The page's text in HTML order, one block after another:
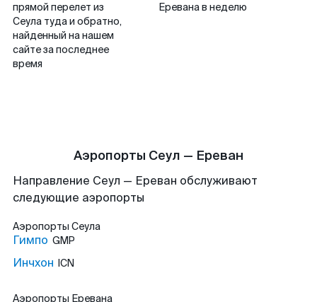
прямой перелет из
Сеула туда и обратно,
найденный на нашем
сайте за последнее
время
Еревана в неделю
Аэропорты Сеул — Ереван
Направление Сеул — Ереван обслуживают
следующие аэропорты
Аэропорты Сеула
Гимпо GMP
Инчхон ICN
Аэропорты Еревана